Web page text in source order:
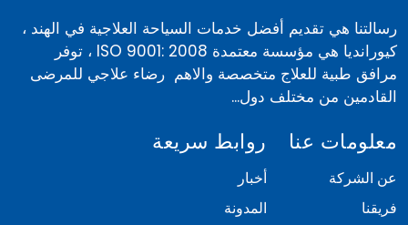
رسالتنا هي تقديم أفضل خدمات السياحة العلاجية في الهند ،
كيورانديا هي مؤسسة معتمدة ISO 9001: 2008 ، توفر
مرافق طبية للعلاج متخصصة والاهم رضاء علاجي للمرضى
القادمين من مختلف دول...
معلومات عنا
عن الشركة
فريقنا
روابط سريعة
أخبار
المدونة